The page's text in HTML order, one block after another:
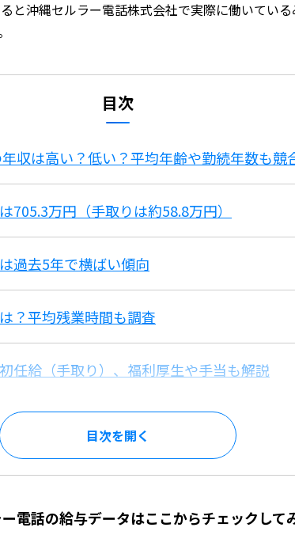
と沖縄セルラー電話株式会社で実際に働いてい
目次
収は高い？低い？平均年齢や勤続年数も競
万円（手取りは約58.8万円）
過去5年で横ばい傾向
？平均残業時間も調査
任給（手取り）、福利厚生や手当も解説
目次を
電話の給与データはここからチェックして